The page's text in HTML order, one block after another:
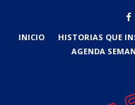
INICIO HISTORIAS QUE
AGENDA